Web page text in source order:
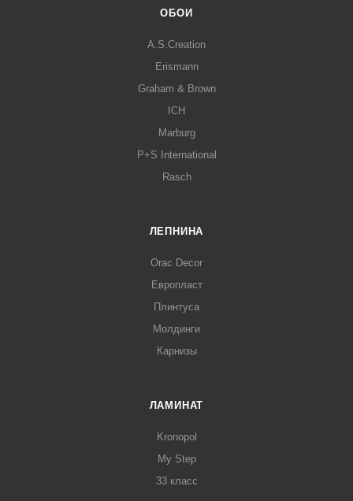
ОБОИ
A.S.Creation
Erismann
Graham & Brown
ICH
Marburg
P+S International
Rasch
ЛЕПНИНА
Orac Decor
Европласт
Плинтуса
Молдинги
Карнизы
ЛАМИНАТ
Kronopol
My Step
33 класс